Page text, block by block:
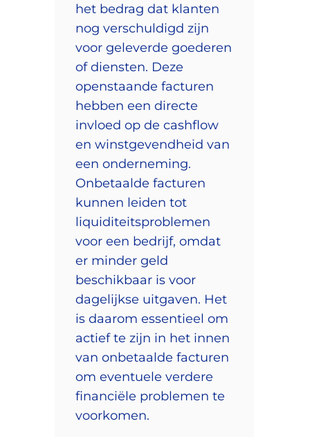
het bedrag dat klanten
nog verschuldigd zijn
voor geleverde goederen
of diensten. Deze
openstaande facturen
hebben een directe
invloed op de cashflow
en winstgevendheid van
een onderneming.
Onbetaalde facturen
kunnen leiden tot
liquiditeitsproblemen
voor een bedrijf, omdat
er minder geld
beschikbaar is voor
dagelijkse uitgaven. Het
is daarom essentieel om
actief te zijn in het innen
van onbetaalde facturen
om eventuele verdere
financiële problemen te
voorkomen.